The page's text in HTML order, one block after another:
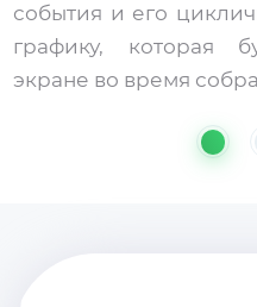
события и его
графику, которая
экране во время